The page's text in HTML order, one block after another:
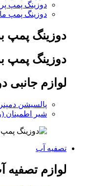
دوزینگ پمپ
دوزینگ پمپ
دوزینگ پمپ
دوزینگ پمپ
لوازم جانبی
پالسیشن دمپنر
شیر اطمینان
تصفیه آب
لوازم تصفیه